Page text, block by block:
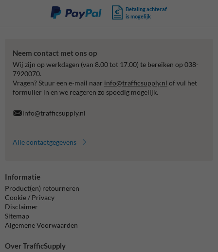
Betaling achteraf
is mogelijk
Neem contact met ons op
Wij zijn op werkdagen (van 8.00 tot 17.00) te bereiken op 038-
7920070.
Vragen? Stuur een e-mail naar info@trafficsupply.nl of vul het
formulier in en we reageren zo spoedig mogelijk.
info@trafficsupply.nl
Alle contactgegevens
Informatie
Product(en) retourneren
Cookie / Privacy
Disclaimer
Sitemap
Algemene Voorwaarden
Over TrafficSupply